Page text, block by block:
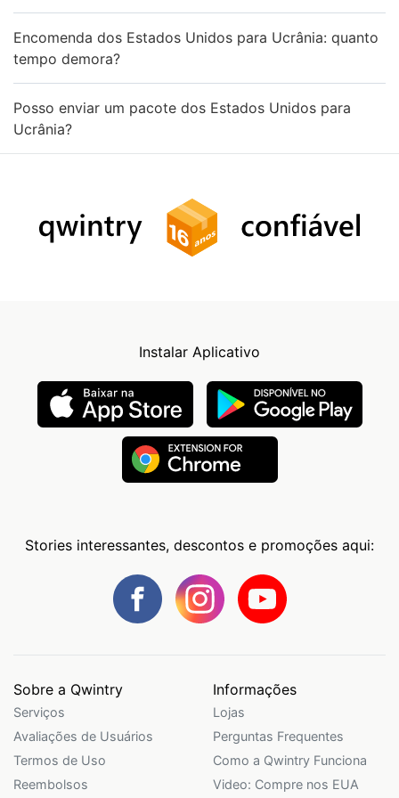
Encomenda dos Estados Unidos para Ucrânia: quanto
tempo demora?
Posso enviar um pacote dos Estados Unidos para
Ucrânia?
Instalar Aplicativo
Stories interessantes, descontos e promoções aqui:
Sobre a Qwintry
Serviços
Avaliações de Usuários
Termos de Uso
Reembolsos
Informações
Lojas
Perguntas Frequentes
Como a Qwintry Funciona
Video: Compre nos EUA